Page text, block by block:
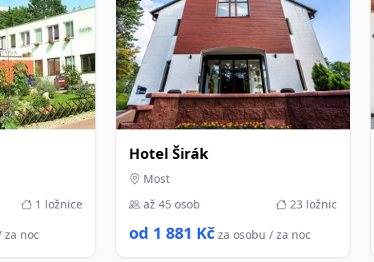
1 ložnice
za noc
Hotel Širák
Most
až 45 osob
23 ložnic
od 1 881 Kč za osobu / za noc